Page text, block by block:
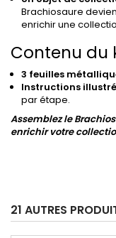
Brachiosaure
enrichir une
Contenu du
3 feuilles
Instructions
par étape.
Assemblez le
enrichir votre
21 AUTRES